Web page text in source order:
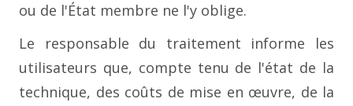
ou de l'État membre ne l'y oblige.
Le responsable du traitement informe les
utilisateurs que, compte tenu de l'état de la
technique, des coûts de mise en œuvre, de la